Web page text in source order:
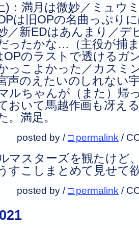
)：満月は微妙／ミュウ
は旧OPの名曲っぷり
／新EDはあんまり／デ
ったかな…（主役が捕
OPのラストで透けるガ
っこよかった／カスミ
声のえたいのしれない
ルちゃんが（また）帰
おいて馬越作画も冴え
。満足。
posted by /□ permalink /
マスターズを観たけど
すこしまとめて見せて
posted by /□ permalink /